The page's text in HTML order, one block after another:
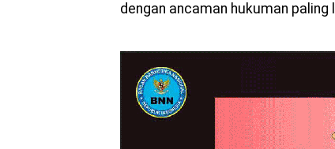
dengan ancaman hukuman